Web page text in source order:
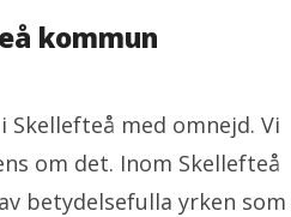
kommun
med omnejd. Vi
om det. Inom Skellefteå
betydelsefulla yrken som